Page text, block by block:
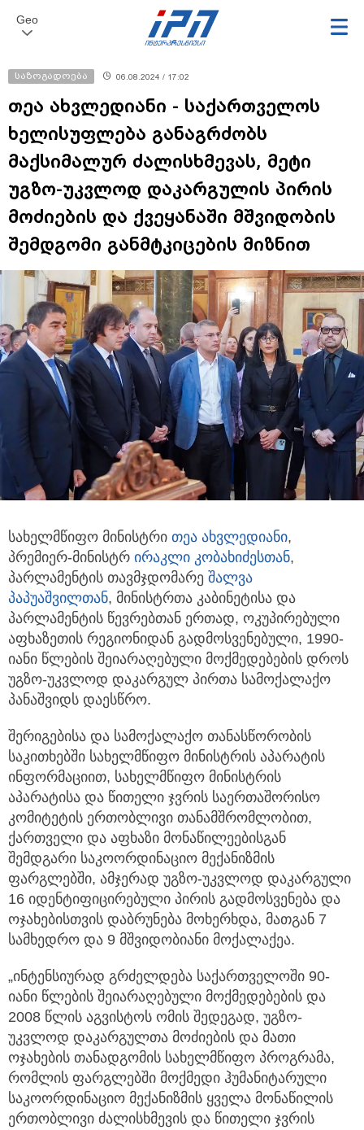
Geo
საზოგადოება 06.08.2024 / 17:02
თეა ახვლედიანი - საქართველოს
ხელისუფლება განაგრძობს
მაქსიმალურ ძალისხმევას, მეტი
უგზო-უკვლოდ დაკარგულის პირის
მოძიების და ქვეყანაში მშვიდობის
შემდგომი განმტკიცების მიზნით
სახელმწიფო მინისტრი თეა ახვლედიანი,
პრემიერ-მინისტრ ირაკლი კობახიძესთან,
პარლამენტის თავმჯდომარე შალვა
პაპუაშვილთან, მინისტრთა კაბინეტისა და
პარლამენტის წევრებთან ერთად, ოკუპირებული
აფხაზეთის რეგიონიდან გადმოსვენებული, 1990-
იანი წლების შეიარაღებული მოქმედებების დროს
უგზო-უკვლოდ დაკარგულ პირთა სამოქალაქო
პანაშვიდს დაესწრო.
შერიგებისა და სამოქალაქო თანასწორობის
საკითხებში სახელმწიფო მინისტრის აპარატის
ინფორმაციით, სახელმწიფო მინისტრის
აპარატისა და წითელი ჯვრის საერთაშორისო
კომიტეტის ერთობლივი თანამშრომლობით,
ქართველი და აფხაზი მონაწილეებისგან
შემდგარი საკოორდინაციო მექანიზმის
ფარგლებში, ამჯერად უგზო-უკვლოდ დაკარგული
16 იდენტიფიცირებული პირის გადმოსვენება და
ოჯახებისთვის დაბრუნება მოხერხდა, მათგან 7
სამხედრო და 9 მშვიდობიანი მოქალაქეა.
„ინტენსიურად გრძელდება საქართველოში 90-
იანი წლების შეიარაღებული მოქმედებების და
2008 წლის აგვისტოს ომის შედეგად, უგზო-
უკვლოდ დაკარგულთა მოძიების და მათი
ოჯახების თანადგომის სახელმწიფო პროგრამა,
რომლის ფარგლებში მოქმედი ჰუმანიტარული
საკოორდინაციო მექანიზმის ყველა მონაწილის
ერთობლივი ძალისხმევის და წითელი ჯვრის